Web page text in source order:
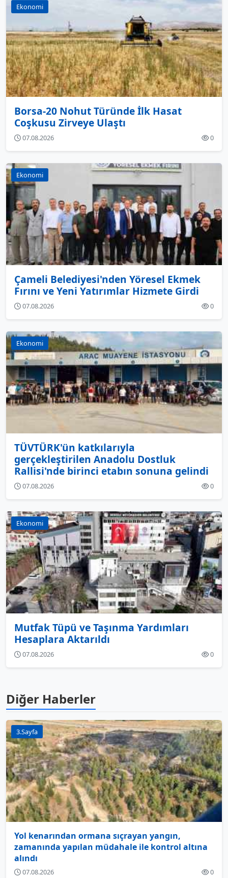
Ekonomi
Borsa-20 Nohut Türünde İlk Hasat
Coşkusu Zirveye Ulaştı
07.08.2026 0
Ekonomi
Çameli Belediyesi'nden Yöresel Ekmek
Fırını ve Yeni Yatırımlar Hizmete Girdi
07.08.2026 0
Ekonomi
TÜVTÜRK'ün katkılarıyla
gerçekleştirilen Anadolu Dostluk
Rallisi'nde birinci etabın sonuna gelindi
07.08.2026 0
Ekonomi
Mutfak Tüpü ve Taşınma Yardımları
Hesaplara Aktarıldı
07.08.2026 0
Diğer Haberler
3.Sayfa
Yol kenarından ormana sıçrayan yangın,
zamanında yapılan müdahale ile kontrol altına
alındı
07.08.2026 0